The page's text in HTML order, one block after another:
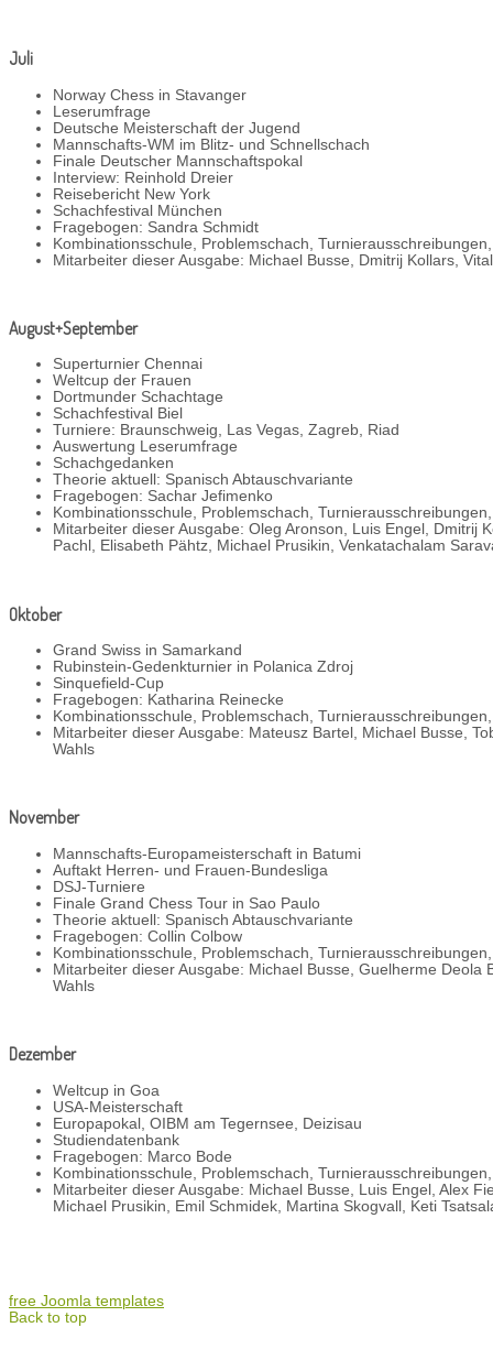
Juli
Norway Chess in Stavanger
Leserumfrage
Deutsche Meisterschaft der Jugend
Mannschafts-WM im Blitz- und Schnellschach
Finale Deutscher Mannschaftspokal
Interview: Reinhold Dreier
Reisebericht New York
Schachfestival München
Fragebogen: Sandra Schmidt
Kombinationsschule, Problemschach,
Mitarbeiter dieser Ausgabe: Michael Busse, Dmitrij Kollars,
August+September
Superturnier Chennai
Weltcup der Frauen
Dortmunder Schachtage
Schachfestival Biel
Turniere: Braunschweig, Las Vegas, Zagreb, Riad
Auswertung Leserumfrage
Schachgedanken
Theorie aktuell: Spanisch Abtauschvariante
Fragebogen: Sachar Jefimenko
Kombinationsschule, Problemschach,
Mitarbeiter dieser Ausgabe: Oleg Aronson, Luis Engel, Dmitrij
Pachl, Elisabeth Pähtz, Michael Prusikin, Venkatachalam
Oktober
Grand Swiss in Samarkand
Rubinstein-Gedenkturnier in Polanica Zdroj
Sinquefield-Cup
Fragebogen: Katharina Reinecke
Kombinationsschule, Problemschach,
Mitarbeiter dieser Ausgabe: Mateusz Bartel, Michael Busse,
Wahls
November
Mannschafts-Europameisterschaft in Batumi
Auftakt Herren- und Frauen-Bundesliga
DSJ-Turniere
Finale Grand Chess Tour in Sao Paulo
Theorie aktuell: Spanisch Abtauschvariante
Fragebogen: Collin Colbow
Kombinationsschule, Problemschach,
Mitarbeiter dieser Ausgabe: Michael Busse, Guelherme
Wahls
Dezember
Weltcup in Goa
USA-Meisterschaft
Europapokal, OIBM am Tegernsee, Deizisau
Studiendatenbank
Fragebogen: Marco Bode
Kombinationsschule, Problemschach,
Mitarbeiter dieser Ausgabe: Michael Busse, Luis Engel, Alex
Michael Prusikin, Emil Schmidek, Martina Skogvall, Keti
free Joomla templates
Back to top